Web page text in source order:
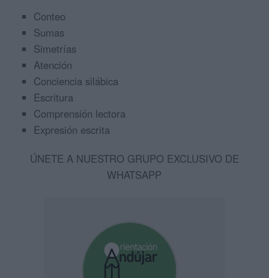
Conteo
Sumas
Simetrías
Atención
Conciencia silábica
Escritura
Comprensión lectora
Expresión escrita
ÚNETE A NUESTRO GRUPO EXCLUSIVO DE
WHATSAPP